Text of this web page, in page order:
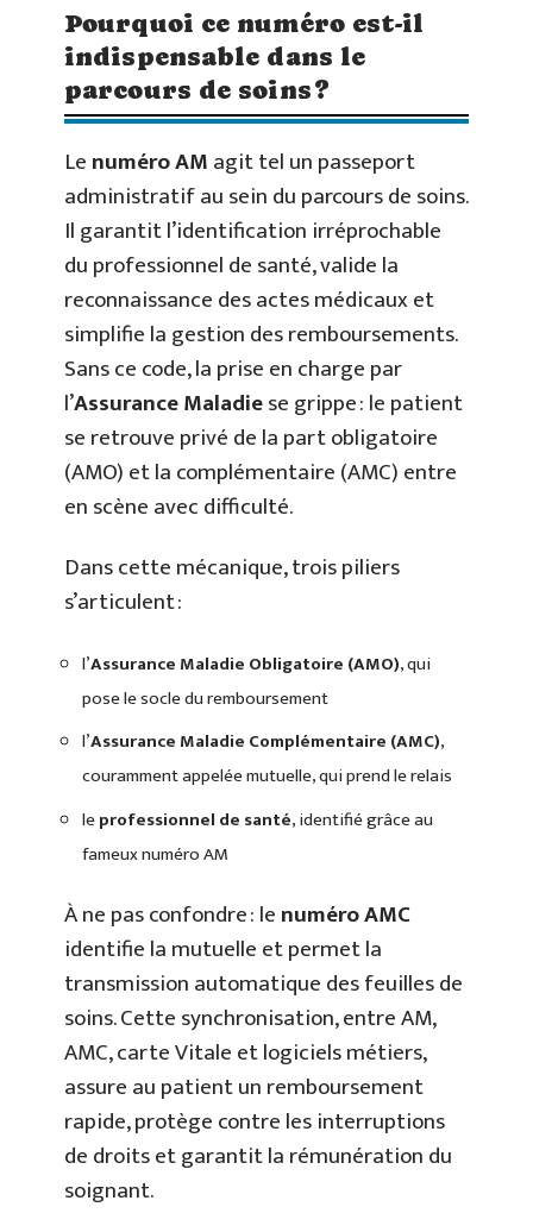
Pourquoi ce numéro est-il
indispensable dans le
parcours de soins ?
Lenuméro AMagit tel un passeport
administratif au sein du parcours de soins.
Il garantit l’identification irréprochable
du professionnel de santé, valide la
reconnaissance des actes médicaux et
simplifie la gestion des remboursements.
Sans ce code, la prise en charge par
l’Assurance Maladiese grippe : le patient
se retrouve privé de la part obligatoire
(AMO) et la complémentaire (AMC) entre
en scène avec difficulté.
Dans cette mécanique, trois piliers
s’articulent :
l’Assurance Maladie Obligatoire (AMO), qui
pose le socle du remboursement
l’Assurance Maladie Complémentaire (AMC),
couramment appelée mutuelle, qui prend le relais
leprofessionnel de santé, identifié grâce au
fameux numéro AM
À ne pas confondre : lenuméro AMC
identifie la mutuelle et permet la
transmission automatique des feuilles de
soins. Cette synchronisation, entre AM,
AMC, carte Vitale et logiciels métiers,
assure au patient un remboursement
rapide, protège contre les interruptions
de droits et garantit la rémunération du
soignant.